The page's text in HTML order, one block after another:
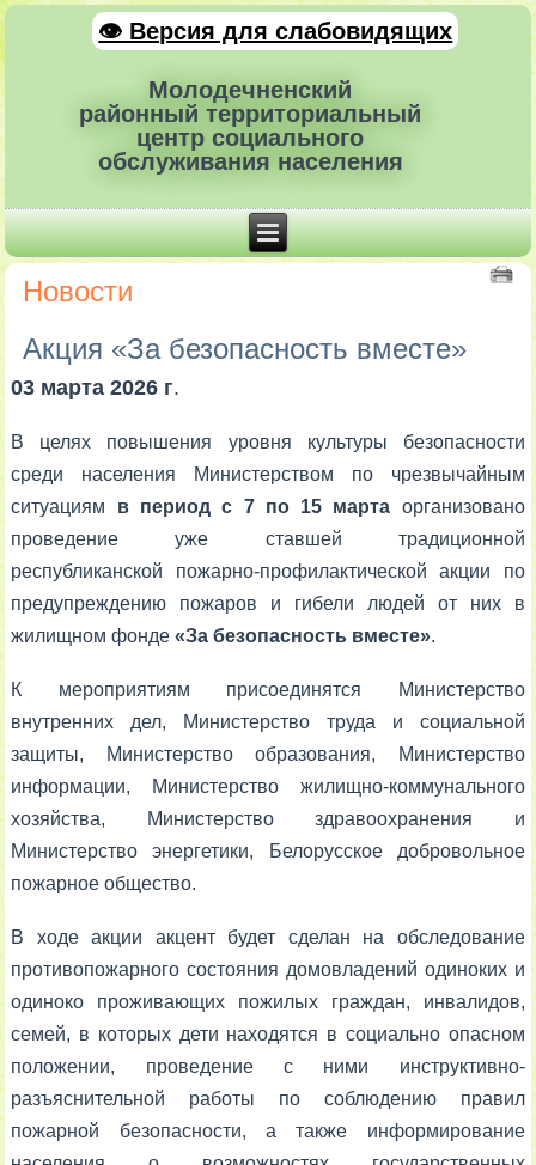
👁 Версия для слабовидящих
Молодечненский
районный территориальный
центр социального
обслуживания населения
Новости
Акция «За безопасность вместе»
03 марта 2026 г.
В целях повышения уровня культуры безопасности
среди населения Министерством по чрезвычайным
ситуациям в период с 7 по 15 марта организовано
проведение уже ставшей традиционной
республиканской пожарно-профилактической акции по
предупреждению пожаров и гибели людей от них в
жилищном фонде«За безопасность вместе».
К мероприятиям присоединятся Министерство
внутренних дел, Министерство труда и социальной
защиты, Министерство образования, Министерство
информации, Министерство жилищно-коммунального
хозяйства, Министерство здравоохранения и
Министерство энергетики, Белорусское добровольное
пожарное общество.
В ходе акции акцент будет сделан на обследование
противопожарного состояния домовладений одиноких и
одиноко проживающих пожилых граждан, инвалидов,
семей, в которых дети находятся в социально опасном
положении, проведение с ними инструктивно-
разъяснительной работы по соблюдению правил
пожарной безопасности, а также информирование